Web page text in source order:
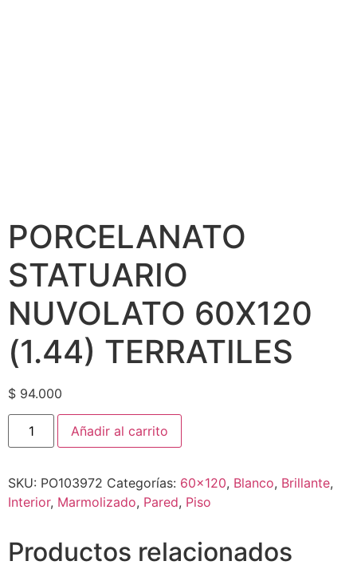
PORCELANATO
STATUARIO
NUVOLATO 60X120
(1.44) TERRATILES
$ 94.000
Añadir al carrito
SKU: PO103972 Categorías: 60x120, Blanco, Brillante,
Interior, Marmolizado, Pared, Piso
Productos relacionados